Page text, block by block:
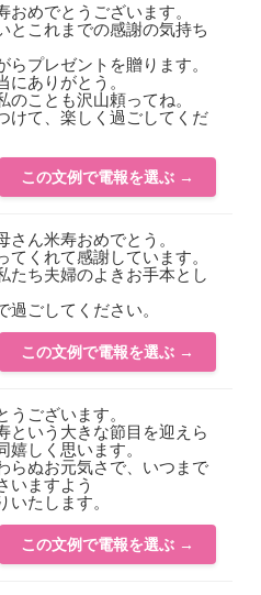
おめでとうございます。
とこれまでの感謝の気持ち
らプレゼントを贈ります。
にありがとう。
のことも沢山頼ってね。
けて、楽しく過ごしてくだ
この文例で電報を選ぶ →
さん米寿おめでとう。
てくれて感謝しています。
たち夫婦のよきお手本とし
過ごしてください。
この文例で電報を選ぶ →
うございます。
という大きな節目を迎えら
嬉しく思います。
らぬお元気さで、いつまで
いますよう
いたします。
この文例で電報を選ぶ →